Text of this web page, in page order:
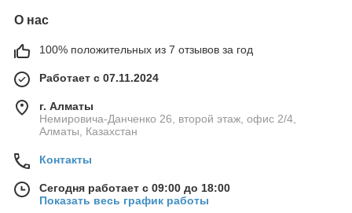
О нас
100% положительных из 7 отзывов за год
Работает с 07.11.2024
г. Алматы
Немировича-Данченко 26, второй этаж, офис 2/4,
Алматы, Казахстан
Контакты
Сегодня работает с 09:00 до 18:00
Показать весь график работы